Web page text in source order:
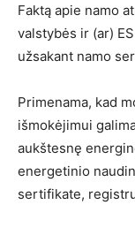
Faktą apie namo
valstybės ir (ar)
užsakant namo
Primenama, kad
išmokėjimui
aukštesnę
energetinio
sertifikate,